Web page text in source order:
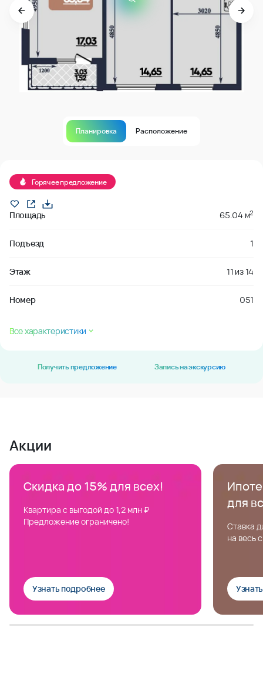
Планировка Расположение
Горячее предложение
Площадь 65.04 м2
Подъезд 1
Этаж 11 из14
Номер 051
Все характеристики
Получить предложение Запись на экскурсию
Акции
Скидка до 15% для всех!
Квартира с выгодой до 1,2 млн ₽
Предложение ограничено!
Узнать подробнее
для
Ставка
на весь